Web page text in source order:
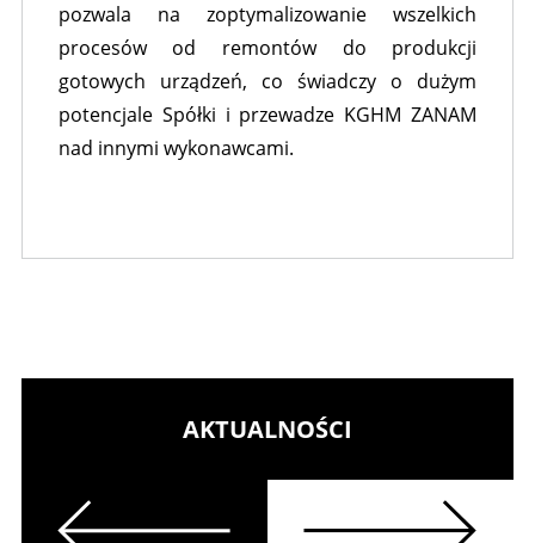
pozwala na zoptymalizowanie wszelkich
procesów od remontów do produkcji
gotowych urządzeń, co świadczy o dużym
potencjale Spółki i przewadze KGHM ZANAM
nad innymi wykonawcami.
AKTUALNOŚCI
Previous Next